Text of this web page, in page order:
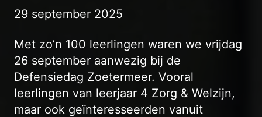
29 september 2025
Met zo’n 100 leerlingen waren we vrijdag
26 september aanwezig bij de
Defensiedag Zoetermeer. Vooral
leerlingen van leerjaar 4 Zorg & Welzijn,
maar ook geïnteresseerden vanuit